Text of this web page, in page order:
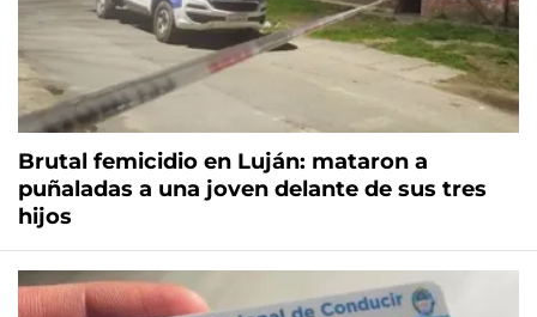
Brutal femicidio en Luján: mataron a
puñaladas a una joven delante de sus tres
hijos